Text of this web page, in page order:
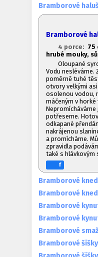
Bramborové
Bramborové
4 porce: 75
hrubé mouky,
Oloupané
Vodu nesléváme.
poměrně tuhé
otvory velkými
osolenou vodou,
máčeným v
Nepromícháváme
potřeseme.
odkapané
nakrájenou
a promícháme.
zpravidla
také s hlávkovým
f
Bramborové
Bramborové
Bramborové
Bramborové
Bramborové
Bramborové